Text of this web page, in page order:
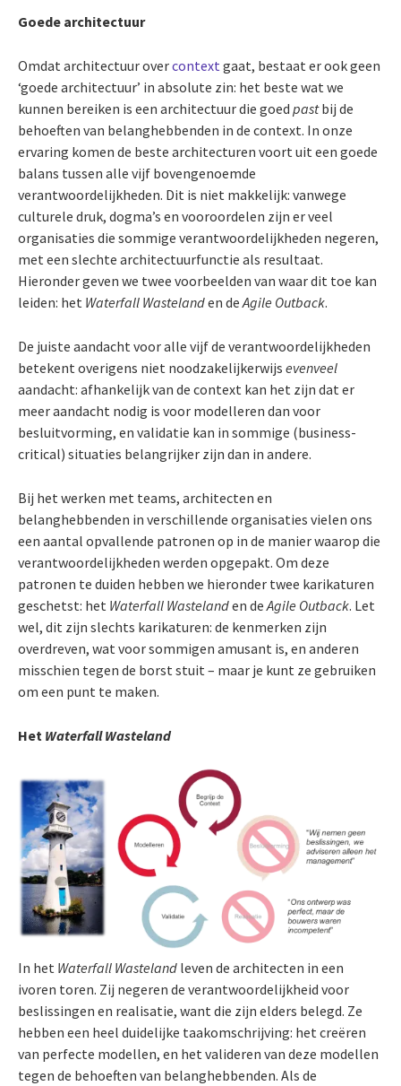
Goede architectuur
Omdat architectuur overcontext gaat, bestaat er ook geen
‘goede architectuur’ in absolute zin: het beste wat we
kunnen bereiken is een architectuur die goed pastbij de
behoeften van belanghebbenden in de context. In onze
ervaring komen de beste architecturen voort uit een goede
balans tussen alle vijf bovengenoemde
verantwoordelijkheden. Dit is niet makkelijk: vanwege
culturele druk, dogma’s en vooroordelen zijn er veel
organisaties die sommige verantwoordelijkheden negeren,
met een slechte architectuurfunctie als resultaat.
Hieronder geven we twee voorbeelden van waar dit toe kan
leiden: het Waterfall Wastelanden de Agile Outback.
De juiste aandacht voor alle vijf de verantwoordelijkheden
betekent overigens niet noodzakelijkerwijs evenveel
aandacht: afhankelijk van de context kan het zijn dat er
meer aandacht nodig is voor modelleren dan voor
besluitvorming, en validatie kan in sommige (business-
critical) situaties belangrijker zijn dan in andere.
Bij het werken met teams, architecten en
belanghebbenden in verschillende organisaties vielen ons
een aantal opvallende patronen op in de manier waarop die
verantwoordelijkheden werden opgepakt. Om deze
patronen te duiden hebben we hieronder twee karikaturen
geschetst: het Waterfall Wastelanden de Agile Outback. Let
wel, dit zijn slechts karikaturen: de kenmerken zijn
overdreven, wat voor sommigen amusant is, en anderen
misschien tegen de borst stuit – maar je kunt ze gebruiken
om een punt te maken.
Het Waterfall Wasteland
In het Waterfall Wasteland leven de architecten in een
ivoren toren. Zij negeren de verantwoordelijkheid voor
beslissingen en realisatie, want die zijn elders belegd. Ze
hebben een heel duidelijke taakomschrijving: het creëren
van perfecte modellen, en het valideren van deze modellen
tegen de behoeften van belanghebbenden. Als de